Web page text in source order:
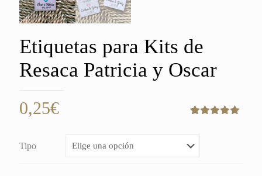
Etiquetas para Kits de
Resaca Patricia y Oscar
5 en base
a
0,25€
Tipo